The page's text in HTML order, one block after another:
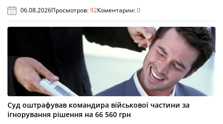
06.08.2026Просмотров:92Коментарии:0
Суд оштрафував командира військової частини за
ігнорування рішення на 66 560 грн